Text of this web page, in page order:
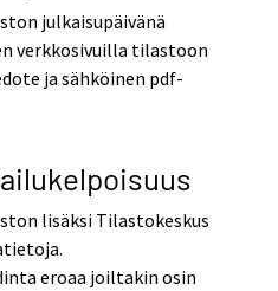
julkaisupäivänä
verkkosivuilla tilastoon
ja sähköinen pdf-
lisäksi Tilastokeskus
eroaa joiltakin osin